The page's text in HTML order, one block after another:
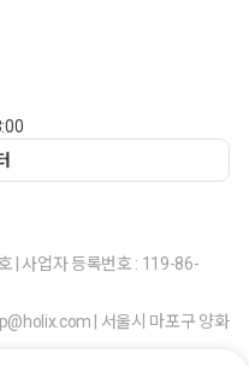
| 사업자 등록번호 : 119-86-
| 서울시 마포구 양화